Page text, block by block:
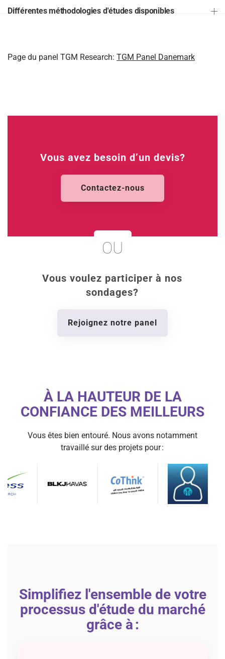
Différentes méthodologies d'études disponibles
Page du panel TGM Research: TGM Panel Danemark
Vous avez besoin d’un devis?
Contactez-nous
Vous voulez participer à nos
sondages?
Rejoignez notre panel
OU
À LA HAUTEUR DE LA
CONFIANCE DES MEILLEURS
Vous êtes bien entouré. Nous avons notamment
travaillé sur des projets pour :
Simplifiez l'ensemble de votre
processus d'étude du marché
grâce à :